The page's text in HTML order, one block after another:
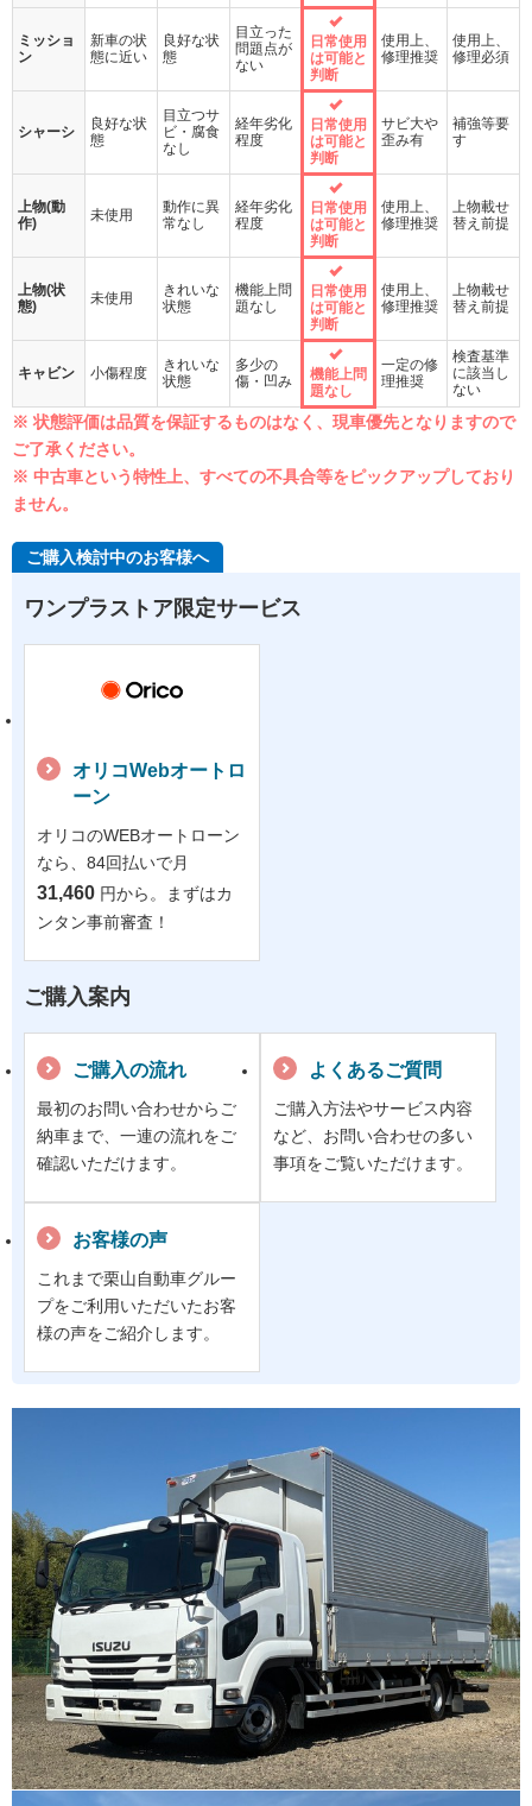
ミッショ
ン
新車の状
態に近い
良好な状
態
目立った
問題点が
ない
日常使用
は可能と
判断
使用上、
修理推奨
使用上、
修理必須
シャーシ
良好な状
態
目立つサ
ビ・腐食
なし
経年劣化
程度
日常使用
は可能と
判断
サビ大や
歪み有
補強等要
す
上物(動
作)
未使用
動作に異
常なし
経年劣化
程度
日常使用
は可能と
判断
使用上、
修理推奨
上物載せ
替え前提
上物(状
態)
未使用
きれいな
状態
機能上問
題なし
日常使用
は可能と
判断
使用上、
修理推奨
上物載せ
替え前提
キャビン 小傷程度
きれいな
状態
多少の
傷・凹み
機能上問
題なし
一定の修
理推奨
検査基準
に該当し
ない
※ 状態評価は品質を保証するものはなく、現車優先となりますので
ご了承ください。
※ 中古車という特性上、すべての不具合等をピックアップしており
ません。
ご購入検討中のお客様へ
ワンプラストア限定サービス
オリコWebオートロ
ーン
オリコのWEBオートローン
なら、84回払いで月
31,460 円から。まずはカ
ンタン事前審査！
ご購入案内
ご購入の流れ
最初のお問い合わせからご
納車まで、一連の流れをご
確認いただけます。
よくあるご質問
ご購入方法やサービス内容
など、お問い合わせの多い
事項をご覧いただけます。
お客様の声
これまで栗山自動車グルー
プをご利用いただいたお客
様の声をご紹介します。